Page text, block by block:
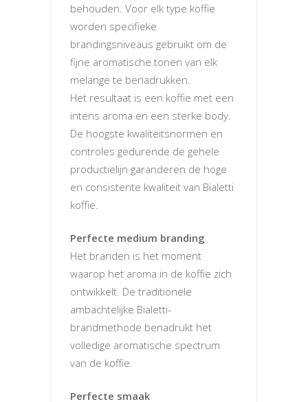
behouden. Voor elk type koffie
worden specifieke
brandingsniveaus gebruikt om de
fijne aromatische tonen van elk
melange te benadrukken.
Het resultaat is een koffie met een
intens aroma en een sterke body.
De hoogste kwaliteitsnormen en
controles gedurende de gehele
productielijn garanderen de hoge
en consistente kwaliteit van Bialetti
koffie.
Perfecte medium branding
Het branden is het moment
waarop het aroma in de koffie zich
ontwikkelt. De traditionele
ambachtelijke Bialetti-
brandmethode benadrukt het
volledige aromatische spectrum
van de koffie.
Perfecte smaak